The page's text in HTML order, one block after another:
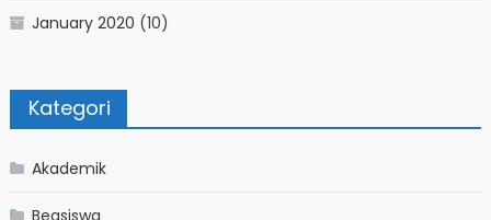
January 2020 (10)
Kategori
Akademik
Beasiswa